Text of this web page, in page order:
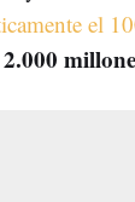
el